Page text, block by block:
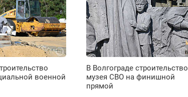
военной
В Волгограде строительство
музея СВО на финишной
прямой